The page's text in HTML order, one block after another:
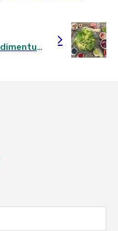
Aliquam bibendum, urna at condimentum ornare